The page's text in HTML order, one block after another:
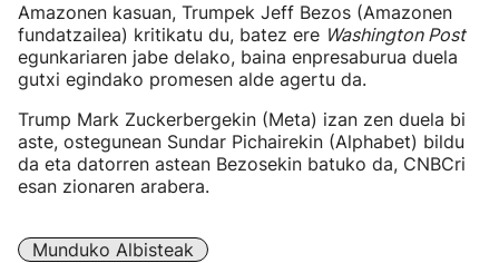
Amazonen kasuan, Trumpek Jeff Bezos (Amazonen
fundatzailea) kritikatu du, batez ere Washington Post
egunkariaren jabe delako, baina enpresaburua duela
gutxi egindako promesen alde agertu da.
Trump Mark Zuckerbergekin (Meta) izan zen duela bi
aste, ostegunean Sundar Pichairekin (Alphabet) bildu
da eta datorren astean Bezosekin batuko da, CNBCri
esan zionaren arabera.
Munduko Albisteak